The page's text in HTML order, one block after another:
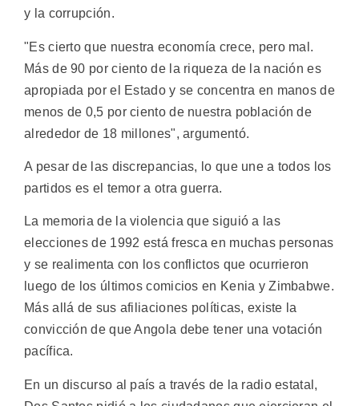
y la corrupción.
"Es cierto que nuestra economía crece, pero mal.
Más de 90 por ciento de la riqueza de la nación es
apropiada por el Estado y se concentra en manos de
menos de 0,5 por ciento de nuestra población de
alrededor de 18 millones", argumentó.
A pesar de las discrepancias, lo que une a todos los
partidos es el temor a otra guerra.
La memoria de la violencia que siguió a las
elecciones de 1992 está fresca en muchas personas
y se realimenta con los conflictos que ocurrieron
luego de los últimos comicios en Kenia y Zimbabwe.
Más allá de sus afiliaciones políticas, existe la
convicción de que Angola debe tener una votación
pacífica.
En un discurso al país a través de la radio estatal,